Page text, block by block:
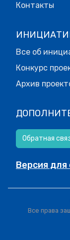
Контакты
Все об
Конкурс
Архив
Обратная
Версия
Все права